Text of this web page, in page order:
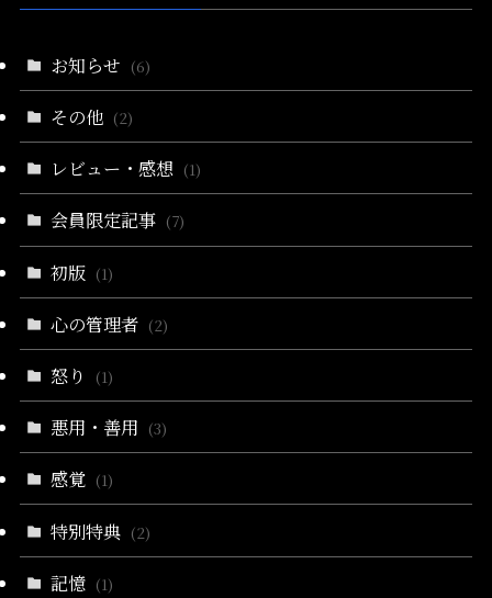
お知らせ (6)
その他 (2)
レビュー・感想 (1)
会員限定記事 (7)
初版 (1)
心の管理者 (2)
怒り (1)
悪用・善用 (3)
感覚 (1)
特別特典 (2)
記憶 (1)